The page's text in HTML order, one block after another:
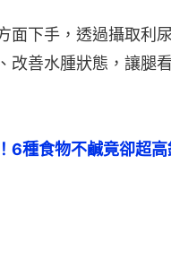
面下手，透過攝取利尿
改善水腫狀態，讓腿看
6種食物不鹹竟卻超高